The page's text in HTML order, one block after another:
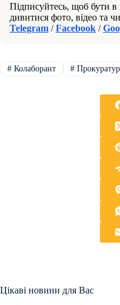
Підписуйтесь, щоб бути в
дивитися фото, відео та
Telegram /Facebook /
#Колаборант #
Цікаві новини для Вас